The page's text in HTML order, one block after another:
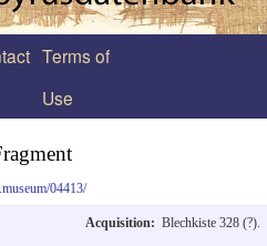
Terms of
Use
04413/
Acquisition: Blechkiste 328 (?).